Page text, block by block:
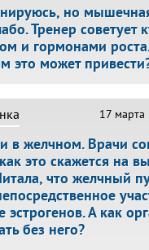
но
Тренер советует
и гормонами
это может
17 марта
в желчном. Врачи
это скажется на
что желчный
эстрогенов. А как
без него?